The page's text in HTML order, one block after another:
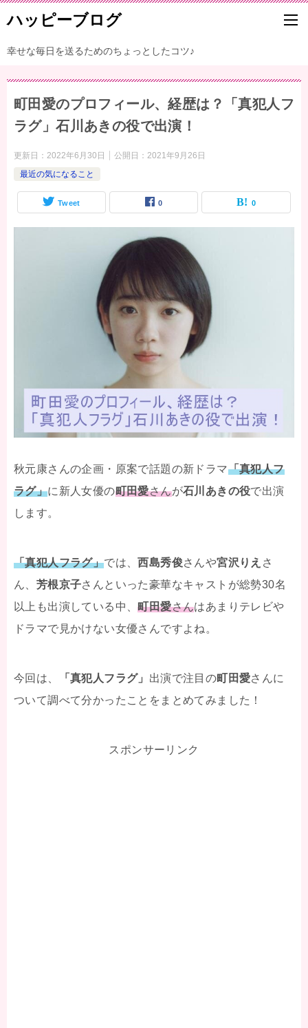
ハッピーブログ
幸せな毎日を送るためのちょっとしたコツ♪
町田愛のプロフィール、経歴は？「真犯人フ
ラグ」石川あきの役で出演！
更新日： 2022年6月30日 公開日： 2021年9月26日
最近の気になること
Tweet 0 0
秋元康さんの企画・原案で話題の新ドラマ「真犯人フ
ラグ」に新人女優の町田愛さんが石川あきの役で出演
します。
「真犯人フラグ」では、西島秀俊さんや宮沢りえ さ
ん、 芳根京子さんといった豪華なキャストが総勢30名
以上も出演している中、町田愛さんはあまりテレビや
ドラマで見かけない女優さんですよね。
今回は、 「真犯人フラグ」 出演で注目の町田愛さんに
ついて調べて分かったことをまとめてみました！
スポンサーリンク